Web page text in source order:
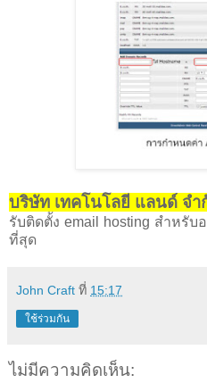
บริษัท เทคโนโลยี แลนด์ จำ
รับติดตั้ง email hosting สำหรับ
ที่สุด
John Craft ที่ 15:17
ใช้ร่วมกัน
ไม่มีความคิดเห็น: